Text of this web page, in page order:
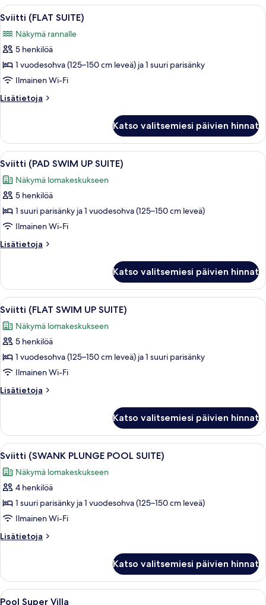
Avaa
kaikki
huonetyypin
Sviitti
(FLAT
SUITE)
kuvat
Moderni hotellihuone, jossa on
6
Sviitti (FLAT SUITE)
Näkymä rannalle
5 henkilöä
1 vuodesohva (125–150 cm leveä) ja 1 suuri parisänky
Ilmainen Wi-Fi
Lisätietoja
Lisätietoja
SUITE)
Katso valitsemiesi päivien hinnat
Avaa
kaikki
huonetyypin
Sviitti
(PAD
SWIM
UP
SUITE)
Moderni hotellihuone, jossa on
3
Sviitti (PAD SWIM UP SUITE)
Näkymä lomakeskukseen
5 henkilöä
1 suuri parisänky ja 1 vuodesohva (125–150 cm leveä)
Ilmainen Wi-Fi
Lisätietoja
Lisätietoja
SWIM
UP
SUITE)
Katso valitsemiesi päivien hinnat
Avaa
kaikki
huonetyypin
Sviitti
(FLAT
SWIM
UP
SUITE)
Moderni hotellihuone, jossa on
6
Sviitti (FLAT SWIM UP SUITE)
Näkymä lomakeskukseen
5 henkilöä
1 vuodesohva (125–150 cm leveä) ja 1 suuri parisänky
Ilmainen Wi-Fi
Lisätietoja
Lisätietoja
SWIM
UP
SUITE)
Katso valitsemiesi päivien hinnat
Avaa
kaikki
huonetyypin
Sviitti
(SWANK
PLUNGE
POOL
SUITE)
Moderni sisustus, jossa on uima-
6
Sviitti (SWANK PLUNGE POOL SUITE)
Näkymä lomakeskukseen
4 henkilöä
1 suuri parisänky ja 1 vuodesohva (125–150 cm leveä)
Ilmainen Wi-Fi
Lisätietoja
Lisätietoja
PLUNGE
POOL
SUITE)
Katso valitsemiesi päivien hinnat
Avaa
Moderni rakennus, jossa on
6
Pool Super Villa